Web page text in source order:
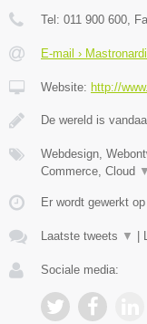
Tel: 011 900 600,
E-mail ›
Website: http://
De wereld is
Webdesign,
Commerce, Cloud ▼
Er wordt gewerkt
Laatste tweets ▼
Sociale media: